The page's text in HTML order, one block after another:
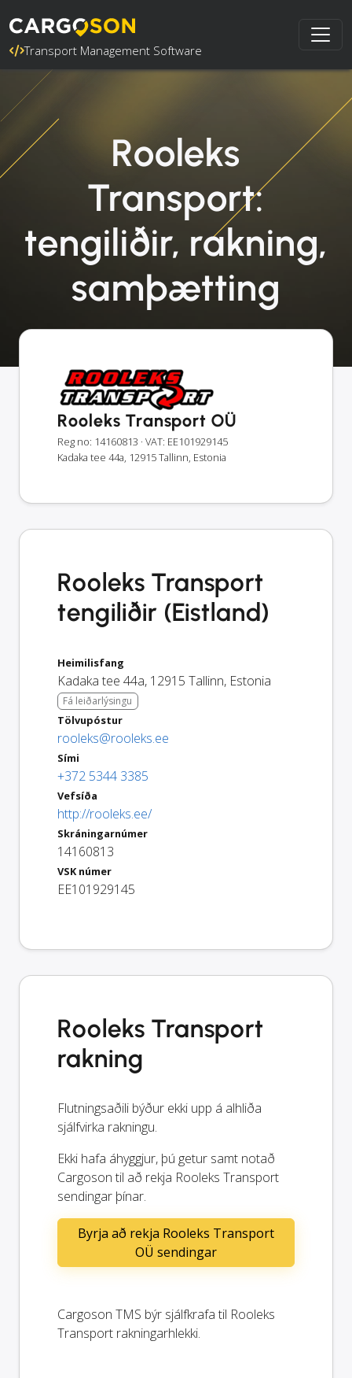
Transport Management Software
Rooleks
Transport:
tengiliðir, rakning,
samþætting
Rooleks Transport OÜ
Reg no: 14160813 · VAT: EE101929145
Kadaka tee 44a, 12915 Tallinn, Estonia
Rooleks Transport
tengiliðir (Eistland)
Heimilisfang
Kadaka tee 44a, 12915 Tallinn, Estonia
Fá leiðarlýsingu
Tölvupóstur
rooleks@rooleks.ee
Sími
+372 5344 3385
Vefsíða
http://rooleks.ee/
Skráningarnúmer
14160813
VSK númer
EE101929145
Rooleks Transport
rakning
Flutningsaðili býður ekki upp á alhliða
sjálfvirka rakningu.
Ekki hafa áhyggjur, þú getur samt notað
Cargoson til að rekja Rooleks Transport
sendingar þínar.
Byrja að rekja Rooleks Transport
OÜ sendingar
Cargoson TMS býr sjálfkrafa til Rooleks
Transport rakningarhlekki.